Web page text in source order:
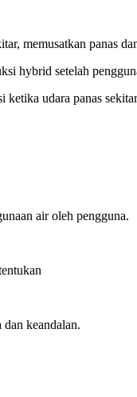
memusatkan panas
hybrid setelah
udara panas
air oleh pengguna.
keandalan.